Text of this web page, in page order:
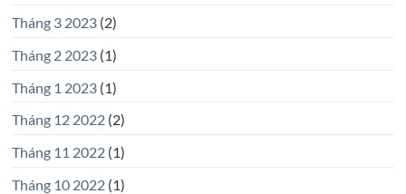
Tháng 3 2023(2)
Tháng 2 2023(1)
Tháng 1 2023(1)
Tháng 12 2022(2)
Tháng 11 2022(1)
Tháng 10 2022(1)